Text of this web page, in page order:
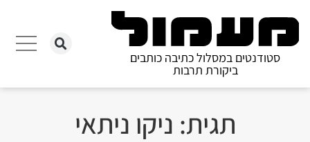
סטודנטים במסלול כתיבה כותבים
ביקורת תרבות
תגית: ניקו ניתאי